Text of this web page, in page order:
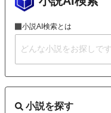
小説AI検索とは
小説を探す